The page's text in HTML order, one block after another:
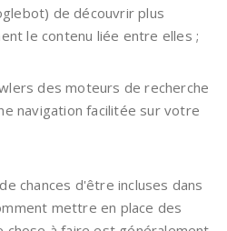
de découvrir plus
le contenu liée entre elles ;
des moteurs de recherche
navigation facilitée sur votre
chances d'être incluses dans
mettre en place des